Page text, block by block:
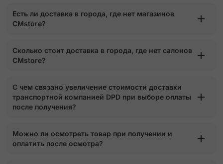
Есть ли доставка в города, где нет магазинов
CMstore?
Сколько стоит доставка в города, где нет салонов
CMstore?
С чем связано увеличение стоимости доставки
транспортной компанией DPD при выборе оплаты
после получения?
Можно ли осмотреть товар при получении и
оплатить после осмотра?